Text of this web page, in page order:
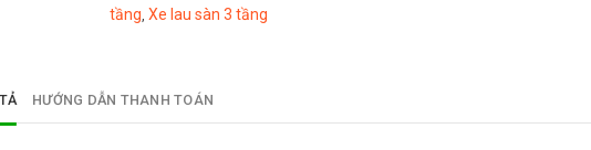
tầng, Xe lau sàn 3 tầng
HƯỚNG DẪN THANH TOÁN